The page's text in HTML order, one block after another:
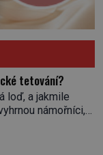
tetování?
loď, a jakmile
námořníci,